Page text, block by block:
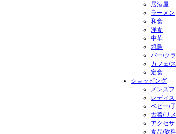
居酒屋
ラーメン
和食
洋食
中華
焼鳥
バー/ク
カフェ/
定食
ショッピング
メンズ
レディ
ベビー/
古着/リ
アクセサ
食品/飲料